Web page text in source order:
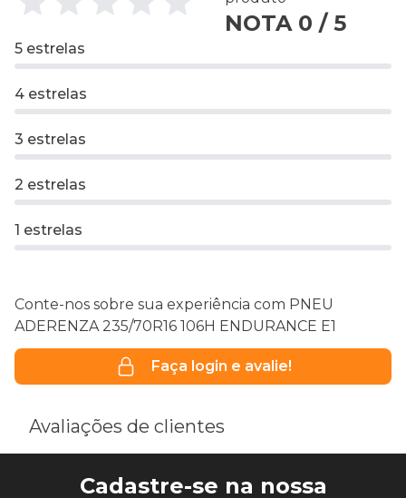
NOTA 0 / 5
5 estrelas
4 estrelas
3 estrelas
2 estrelas
1 estrelas
Conte-nos sobre sua experiência com PNEU
ADERENZA 235/70R16 106H ENDURANCE E1
Faça login e avalie!
Avaliações de clientes
Cadastre-se na nossa